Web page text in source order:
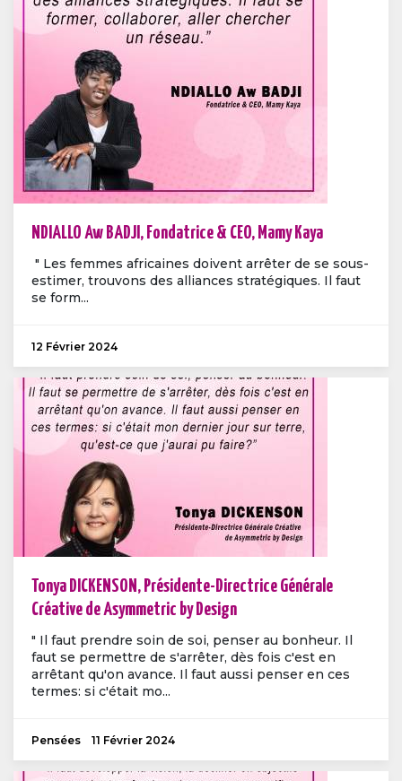
NDIALLO Aw BADJI, Fondatrice & CEO, Mamy Kaya
" Les femmes africaines doivent arrêter de se sous-
estimer, trouvons des alliances stratégiques. Il faut
se form...
12 Février 2024
Tonya DICKENSON, Présidente-Directrice Générale
Créative de Asymmetric by Design
" Il faut prendre soin de soi, penser au bonheur. Il
faut se permettre de s'arrêter, dès fois c'est en
arrêtant qu'on avance. Il faut aussi penser en ces
termes: si c'était mo...
Pensées 11 Février 2024